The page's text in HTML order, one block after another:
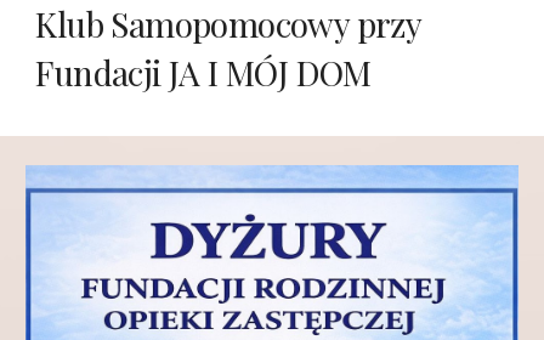
Klub Samopomocowy przy
Fundacji JA I MÓJ DOM